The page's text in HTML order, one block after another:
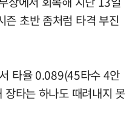
즌 초반 좀처럼 타격 부진
타율 0.089(45타수 4안
타는 하나도 때려내지 못